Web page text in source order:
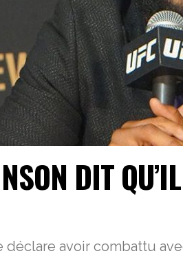
DIT
déclare avoir combattu